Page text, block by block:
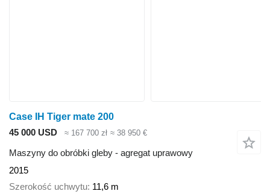
Case IH Tiger mate 200
45 000 USD
≈ 167 700 zł ≈ 38 950 €
Maszyny do obróbki gleby - agregat uprawowy
2015
Szerokość uchwytu 11,6 m